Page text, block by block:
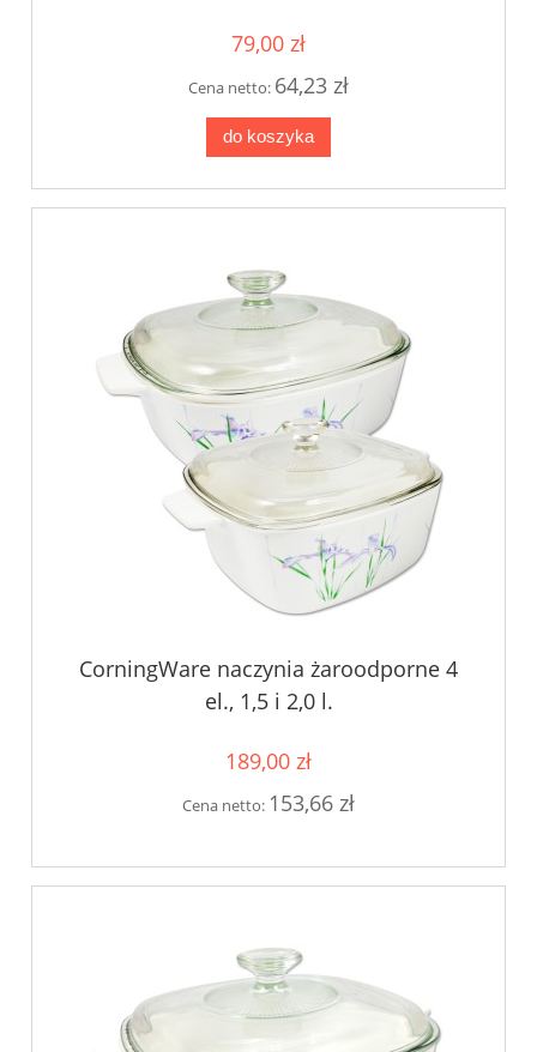
79,00 zł
Cena netto: 64,23 zł
do koszyka
CorningWare naczynia żaroodporne 4
el., 1,5 i 2,0 l.
189,00 zł
Cena netto: 153,66 zł